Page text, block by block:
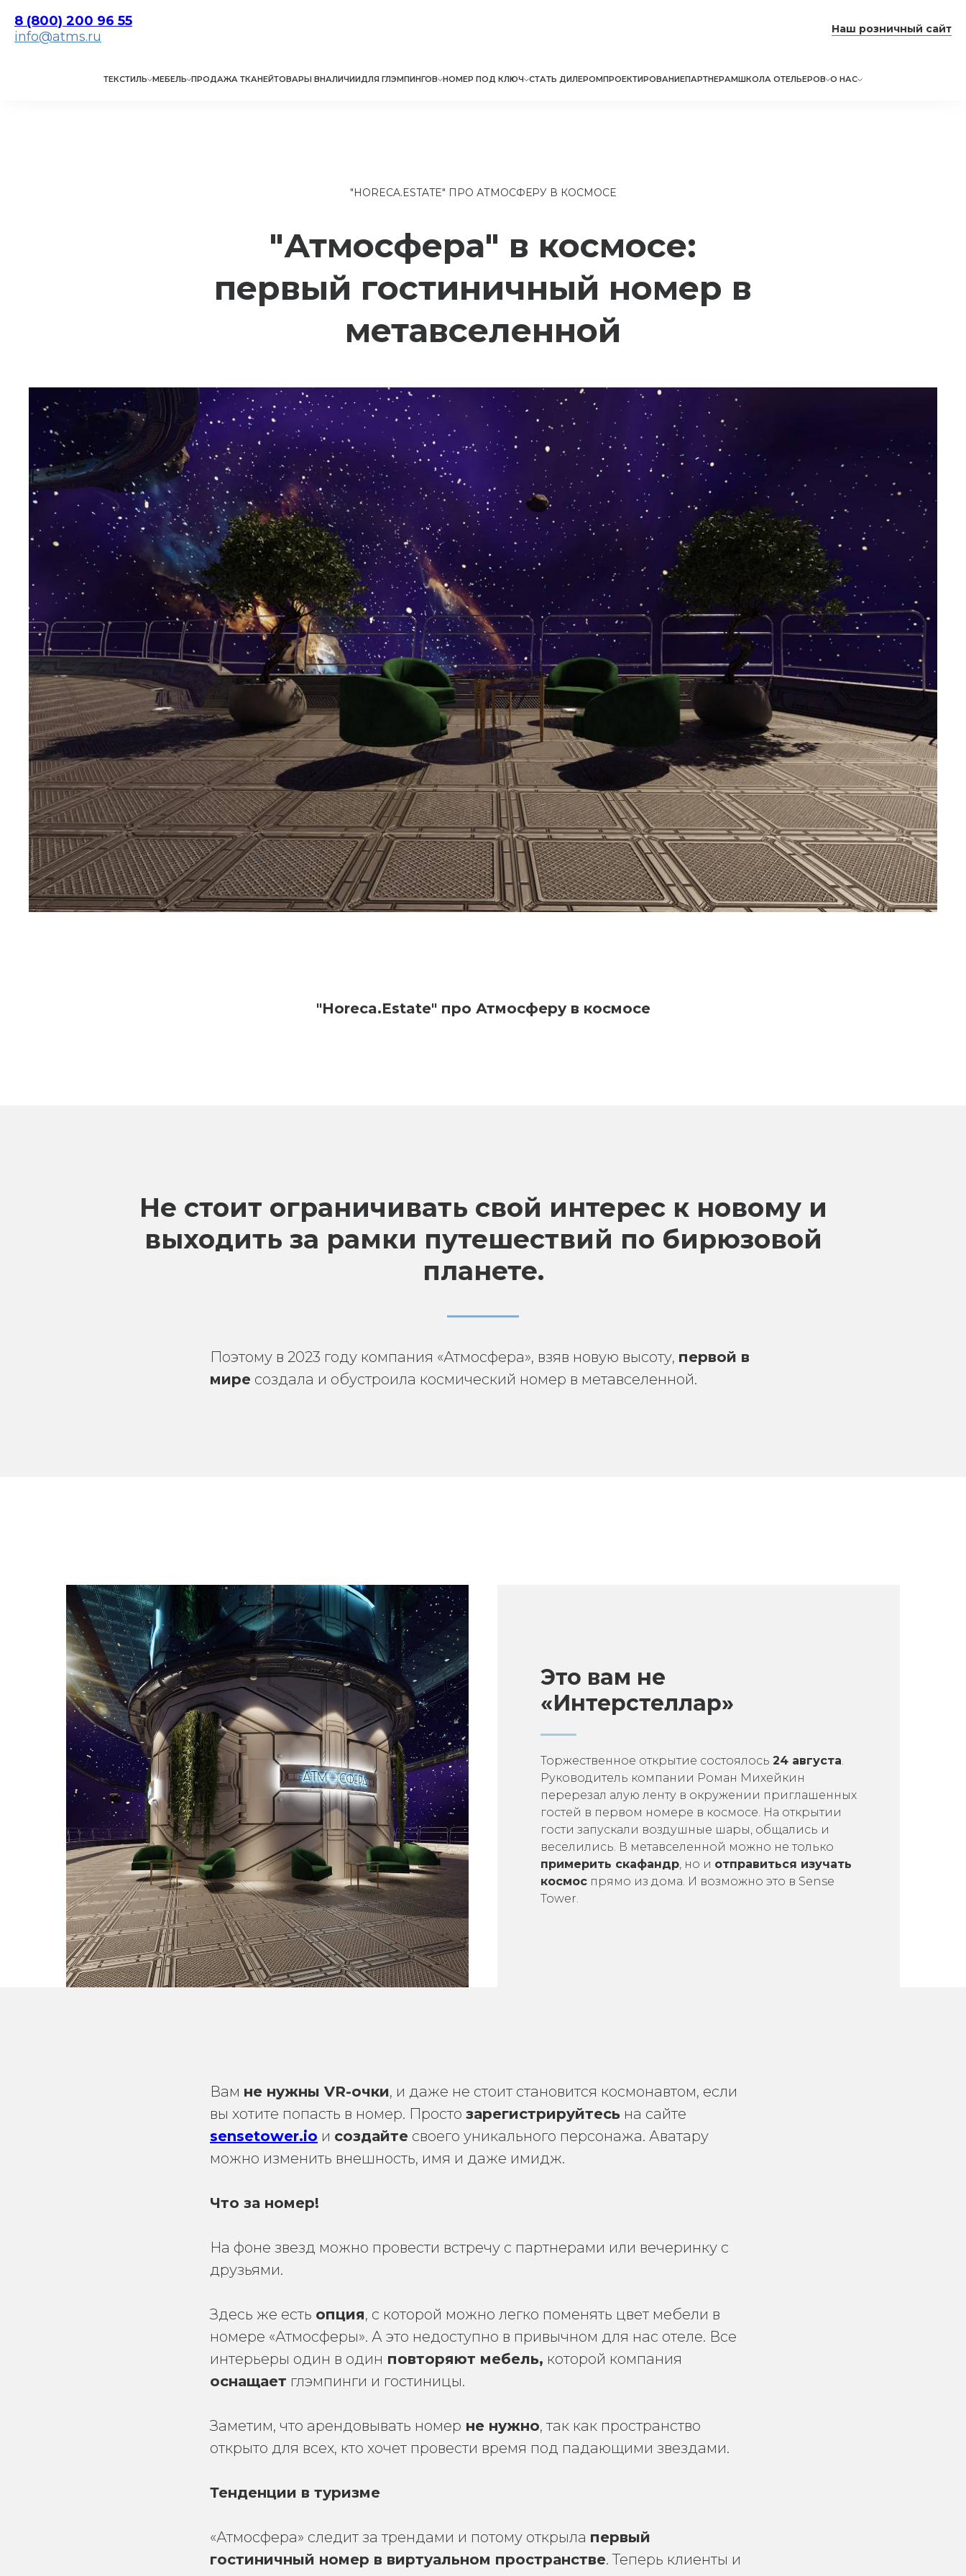
8 (800) 200 96 55
info@atms.ru
Наш розничный сайт
ТЕКСТИЛЬ МЕБЕЛЬ ПРОДАЖА ТКАНЕЙТОВАРЫ ВНАЛИЧИИДЛЯ ГЛЭМПИНГОВ НОМЕР ПОД КЛЮЧ СТАТЬ ДИЛЕРОМПРОЕКТИРОВАНИЕПАРТНЕРАМШКОЛА ОТЕЛЬЕРОВ О НАС
"HORECA.ESTATE" ПРО АТМОСФЕРУ В КОСМОСЕ
"Атмосфера" в космосе:
первый гостиничный номер в
метавселенной
"Horeca.Estate" про Атмосферу в космосе
Не стоит ограничивать свой интерес к новому и
выходить за рамки путешествий по бирюзовой
планете.
Поэтому в 2023 году компания «Атмосфера», взяв новую высоту, первой в
мире создала и обустроила космический номер в метавселенной.
Это вам не
«Интерстеллар»
Торжественное открытие состоялось 24 августа.
Руководитель компании Роман Михейкин
перерезал алую ленту в окружении приглашенных
гостей в первом номере в космосе. На открытии
гости запускали воздушные шары, общались и
веселились. В метавселенной можно не только
примерить скафандр, но и отправиться изучать
космос прямо из дома. И возможно это в Sense
Tower.
Вам не нужны VR-очки, и даже не стоит становится космонавтом, если
вы хотите попасть в номер. Просто зарегистрируйтесь на сайте
sensetower.io и создайте своего уникального персонажа. Аватару
можно изменить внешность, имя и даже имидж.
Что за номер!
На фоне звезд можно провести встречу с партнерами или вечеринку с
друзьями.
Здесь же есть опция, с которой можно легко поменять цвет мебели в
номере «Атмосферы». А это недоступно в привычном для нас отеле. Все
интерьеры один в один повторяют мебель, которой компания
оснащает глэмпинги и гостиницы.
Заметим, что арендовывать номер не нужно, так как пространство
открыто для всех, кто хочет провести время под падающими звездами.
Тенденции в туризме
«Атмосфера» следит за трендами и потому открыла первый
гостиничный номер в виртуальном пространстве. Теперь клиенты и